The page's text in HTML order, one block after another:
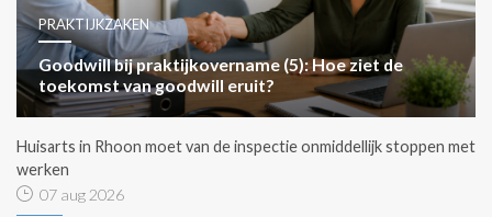
PRAKTIJKZAKEN
Goodwill bij praktijkovername (5): Hoe ziet de
toekomst van goodwill eruit?
Huisarts in Rhoon moet van de inspectie onmiddellijk stoppen met
werken
07 aug 2026